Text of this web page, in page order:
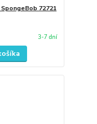
72721
3-7 dní